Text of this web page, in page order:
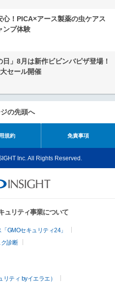
心！PICA×アース製薬の虫ケアス
ンプ体験
」8月は新作ビビンバピザ登場！
セール開催
の先頭へ
規約 免責事項
Inc. All Rights Reserved.
ュリティ事業について
GMOセキュリティ24」
診断
ティ byイエラエ）